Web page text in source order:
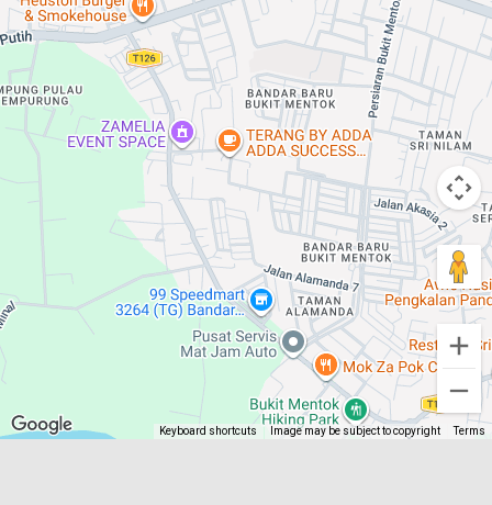
Keyboard shortcuts Image may be subject to copyright Terms